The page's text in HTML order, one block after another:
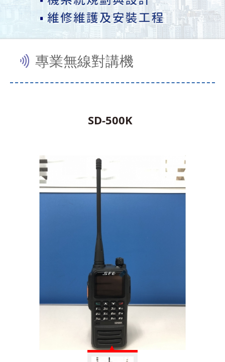
專業無線對講機
SD-500K